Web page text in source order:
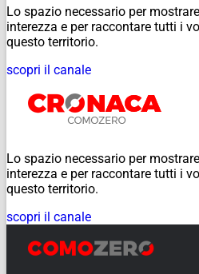
Lo spazio necessario per
interezza e per raccontare tutti i
questo territorio.
scopri il canale
Lo spazio necessario per
interezza e per raccontare tutti i
questo territorio.
scopri il canale